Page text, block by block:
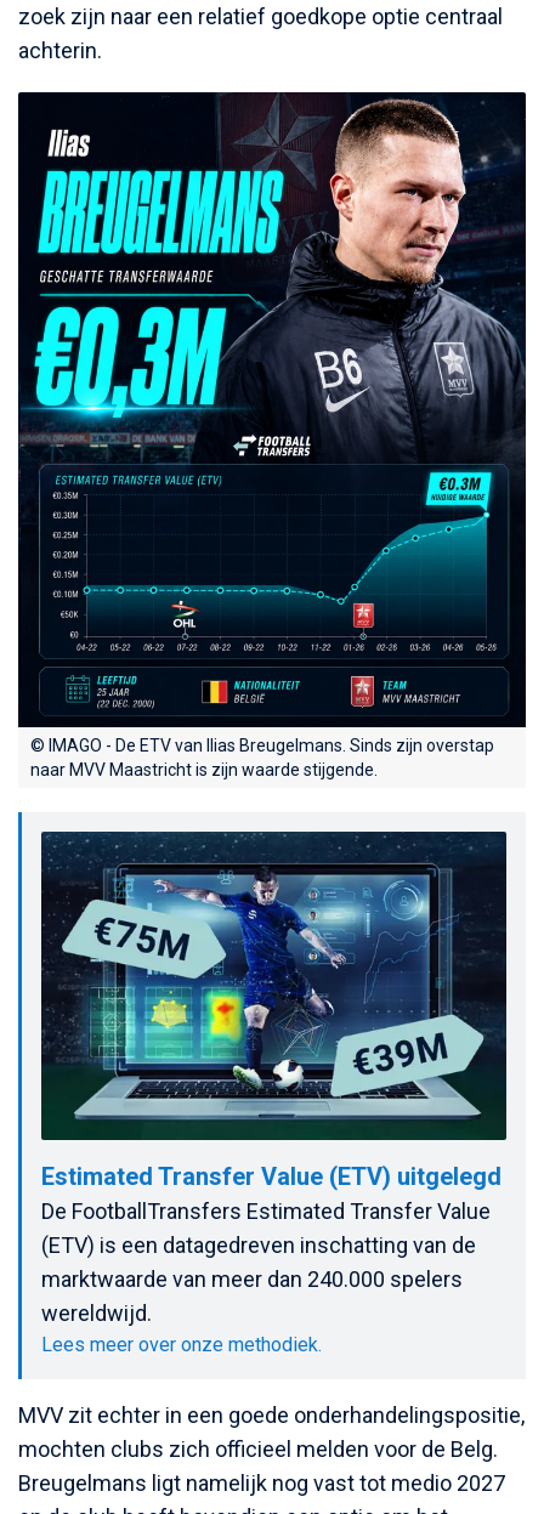
zoek zijn naar een relatief goedkope optie centraal
achterin.
© IMAGO - De ETV van Ilias Breugelmans. Sinds zijn overstap
naar MVV Maastricht is zijn waarde stijgende.
Estimated Transfer Value (ETV) uitgelegd
De FootballTransfers Estimated Transfer Value
(ETV) is een datagedreven inschatting van de
marktwaarde van meer dan 240.000 spelers
wereldwijd.
Lees meer over onze methodiek.
MVV zit echter in een goede onderhandelingspositie,
mochten clubs zich officieel melden voor de Belg.
Breugelmans ligt namelijk nog vast tot medio 2027